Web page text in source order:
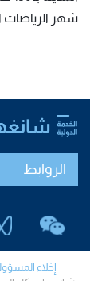
شهر الرياضات
الروابط
إخلاء